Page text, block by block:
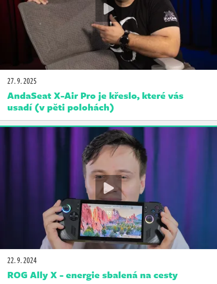
27. 9. 2025
AndaSeat X-Air Pro je křeslo, které vás
usadí (v pěti polohách)
22. 9. 2024
ROG Ally X - energie sbalená na cesty